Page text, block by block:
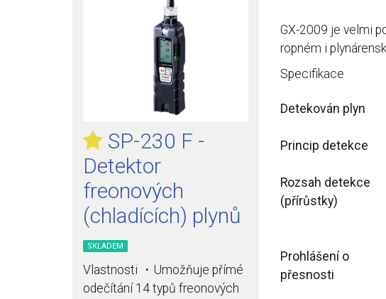
GX-2009 je velmi
ropném i
Specifikace
Detekován plyn
Princip detekce
Rozsah detekce
(přírůstky)
Prohlášení o
přesnosti
SP-230 F -
Detektor
freonových
(chladících) plynů
SKLADEM
Vlastnosti ・Umožňuje přímé
odečítání 14 typů freonových